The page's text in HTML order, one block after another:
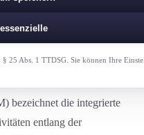
25 Abs. 1 TTDSG. Sie können Ihre
Waren-, Information­s-
bezeichnet die integrierte
entlang der